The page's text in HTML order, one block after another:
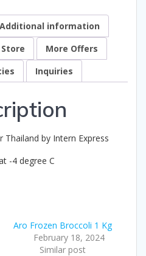
Additional information
Store
More Offers
Inquiries
Thailand by Intern Express
-4 degree C
Aro Frozen Broccoli 1 Kg
February 18, 2024
Similar post